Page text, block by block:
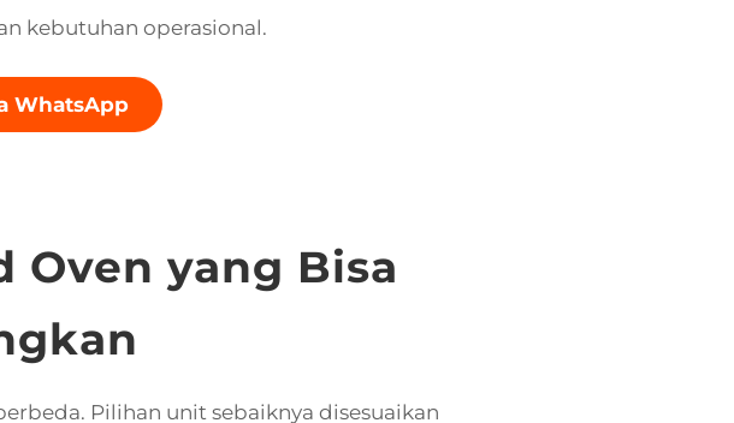
kebutuhan operasional.
WhatsApp
Oven yang Bisa
Pilihan unit sebaiknya disesuaikan